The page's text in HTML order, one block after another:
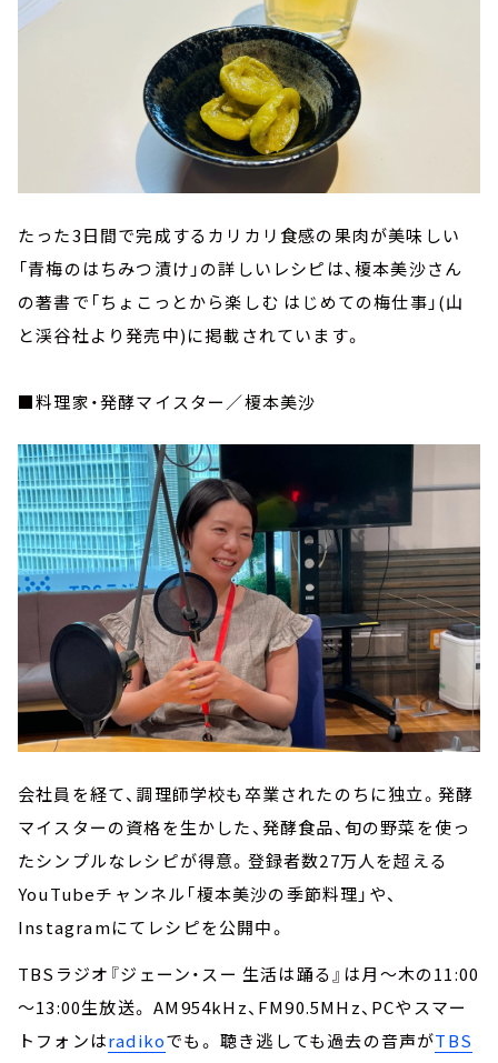
たった3日間で完成するカリカリ食感の果肉が美味しい
「青梅のはちみつ漬け」の詳しいレシピは、榎本美沙さん
の著書で「ちょこっとから楽しむ はじめての梅仕事」(山
と渓谷社より発売中)に掲載されています。
■料理家・発酵マイスター／榎本美沙
会社員を経て、調理師学校も卒業されたのちに独立。発酵
マイスターの資格を生かした、発酵食品、旬の野菜を使っ
たシンプルなレシピが得意。登録者数27万人を超える
YouTubeチャンネル「榎本美沙の季節料理」や、
Instagramにてレシピを公開中。
TBSラジオ『ジェーン・スー 生活は踊る』は月～木の11:00
～13:00生放送。 AM954kHz、FM90.5MHz、PCやスマー
トフォンはradikoでも。 聴き逃しても過去の音声がTBS